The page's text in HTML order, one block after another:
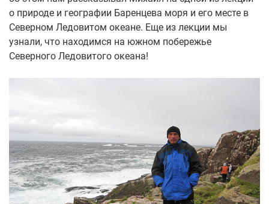
о природе и географии Баренцева моря и его месте в
Северном Ледовитом океане. Еще из лекции мы
узнали, что находимся на южном побережье
Северного Ледовитого океана!